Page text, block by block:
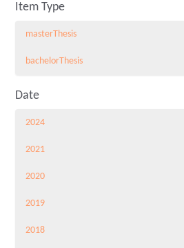
Item Type
masterThesis
bachelorThesis
Date
2024
2021
2020
2019
2018